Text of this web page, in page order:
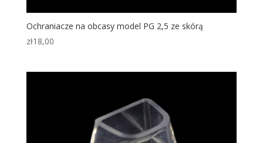
Ochraniacze na obcasy model PG 2,5 ze skórą
zł18,00